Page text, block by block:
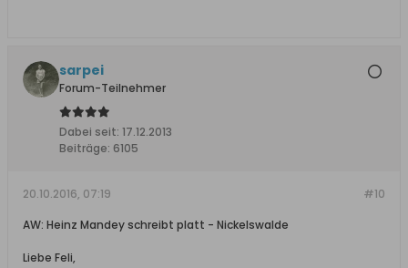
sarpei
Forum-Teilnehmer
Dabei seit: 17.12.2013
Beiträge: 6105
#10
20.10.2016, 07:19
AW: Heinz Mandey schreibt platt - Nickelswalde
Liebe Feli,